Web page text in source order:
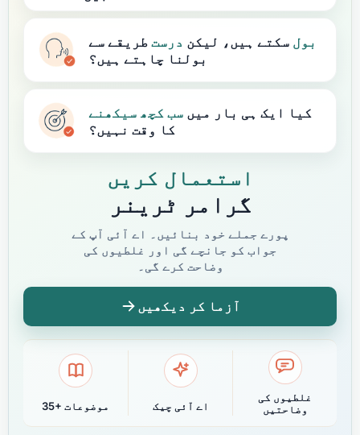
بول سکتے ہیں، لیکن درستطریقے سے
بولنا چاہتے ہیں؟
کیا ایک ہی بار میں سب کچھ سیکھنے
کا وقت نہیں؟
استعمال کریں
گرامر ٹرینر
پورے جملے خود بنائیں۔ اے آئی آپ کے
جواب کو جانچے گی اور غلطیوں کی
وضاحت کرے گی۔
آزما کر دیکھیں
35+ موضوعات اے آئی چیک
غلطیوں کی
وضاحتیں